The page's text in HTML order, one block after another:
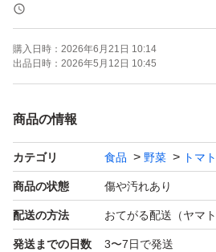
今期も今年１０月下旬〜来年６月
収穫になりますので
よろしくお願い致します
収穫が３～４日に少しずつしか収
で
購入日時： 2026年6月21日 10:14
出品日時： 2026年5月12日 10:45
商品の情報
カテゴリ 食品 野菜 トマト
商品の状態 傷や汚れあり
配送の方法 おてがる配送（ヤマト
発送までの日数 3〜7日で発送